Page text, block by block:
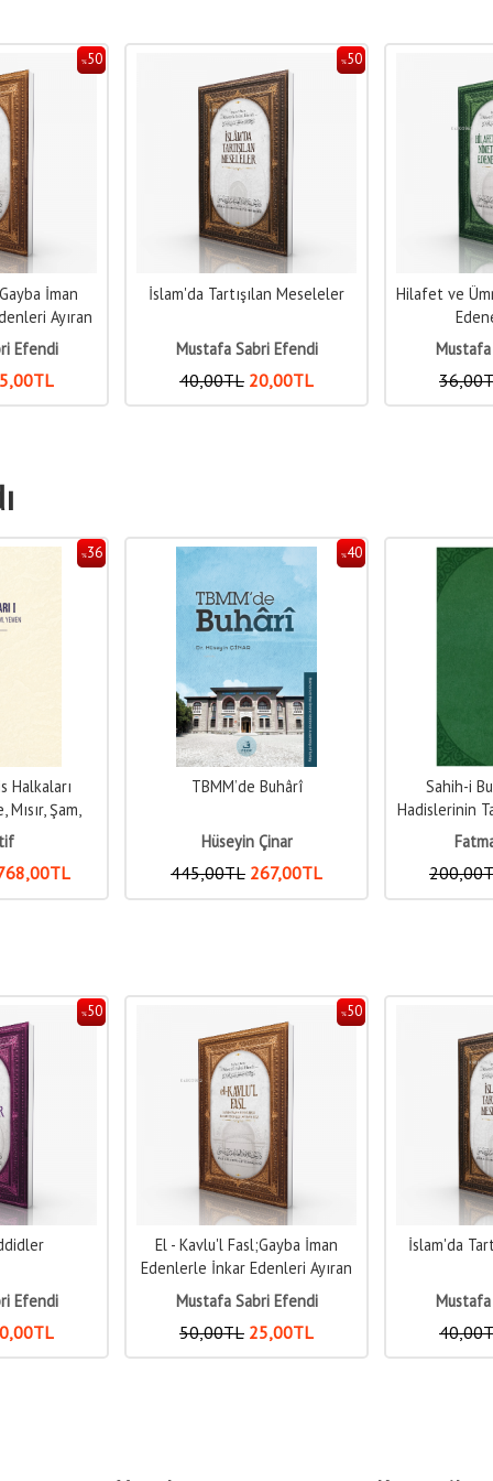
%50
Meseleler
Efendi
,00TL
%50
Hilafet ve Ümmet Nimetini İnkar
Mustafa Sabri Efendi
36,00TL 18,00TL
Kur'anı
Tercümenin
46,00
%40
,00TL
%40
Sahih-i Buhari'deki İman
Açısında Tahlili
Fatma Nur Ünal
200,00TL 120,00TL
Akıl, İlim
Rabbi ve
400,00
%50
İman
Efendi
,00TL
%50
İslam'da Tartışılan Meseleler
Mustafa Sabri Efendi
40,00TL 20,00TL
Hilafet ve
36,00